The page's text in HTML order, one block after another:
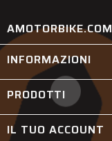
AMOTORBIKE.COM
INFORMAZIONI
PRODOTTI
IL TUO ACCOUNT